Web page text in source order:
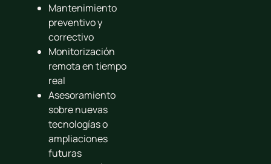
Mantenimiento
preventivo y
correctivo
Monitorización
remota en tiempo
real
Asesoramiento
sobre nuevas
tecnologías o
ampliaciones
futuras